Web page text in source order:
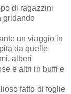
di ragazzini
gridando
un viaggio in
da quelle
alberi
e altri in buffi e
fatto di foglie